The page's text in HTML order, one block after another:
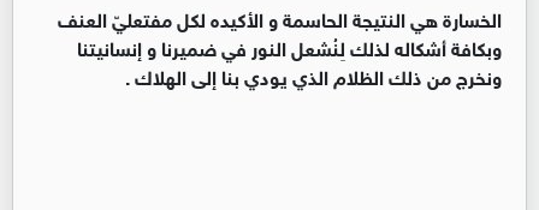
الخسارة هي النتيجة الحاسمة و الأكيده لكل مفتعليّ العنف
وبكافة أشكاله لذلك لِنُشعل النور في ضميرنا و إنسانيتنا
ونخرج من ذلك الظلام الذي يودي بنا إلى الهلاك .